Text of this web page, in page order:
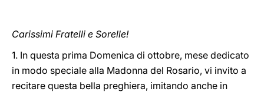
Carissimi Fratelli e Sorelle!
1. In questa prima Domenica di ottobre, mese dedicato
in modo speciale alla Madonna del Rosario, vi invito a
recitare questa bella preghiera, imitando anche in